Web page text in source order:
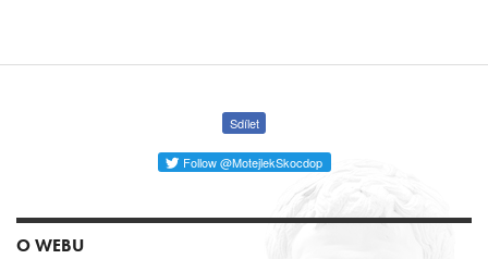
Sdílet
Follow @MotejlekSkocdop
O WEBU